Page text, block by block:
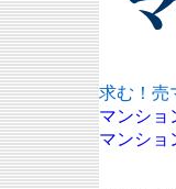
求む！売
マンショ
マンショ